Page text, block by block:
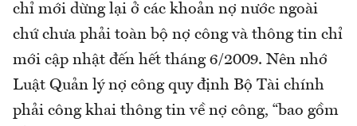
chỉ mới dừng lại ở các khoản nợ nước ngoài
chứ chưa phải toàn bộ nợ công và thông tin chỉ
mới cập nhật đến hết tháng 6/2009. Nên nhớ
Luật Quản lý nợ công quy định Bộ Tài chính
phải công khai thông tin về nợ công, “bao gồm